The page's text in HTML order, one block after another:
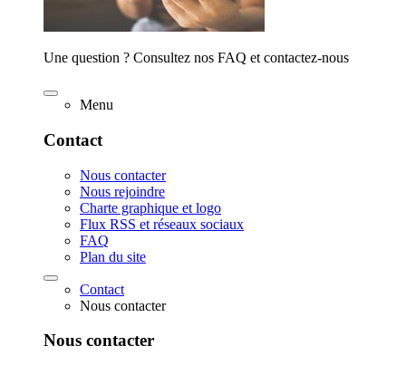
Une question ? Consultez nos FAQ et contactez-nous
Menu
Contact
Nous contacter
Nous rejoindre
Charte graphique et logo
Flux RSS et réseaux sociaux
FAQ
Plan du site
Contact
Nous contacter
Nous contacter